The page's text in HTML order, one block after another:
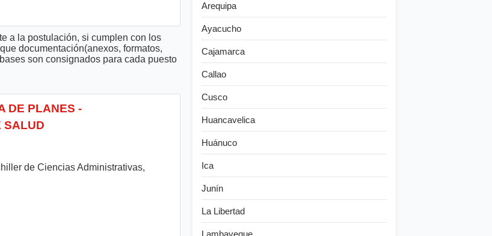
a la postulación, si cumplen con los
documentación(anexos, formatos,
son consignados para cada puesto
DE PLANES -
SALUD
de Ciencias Administrativas,
Arequipa
Ayacucho
Cajamarca
Callao
Cusco
Huancavelica
Huánuco
Ica
Junín
La Libertad